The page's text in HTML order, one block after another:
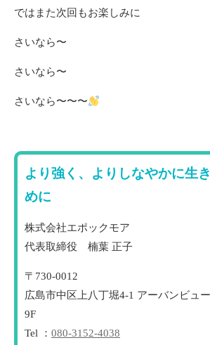
ではまた次回もお楽しみに
さいなら〜
さいなら〜
さいなら〜〜〜
より強く、よりしなやかに生
めに
株式会社エポックモア
代表取締役 楠葉 正子
〒730-0012
広島市中区上八丁堀4-1 アーバンビュ
9F
Tel ： 080-3152-4038